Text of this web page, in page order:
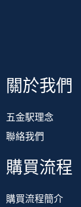
關於我們
五金駅理念
聯絡我們
購買流程
購買流程簡介